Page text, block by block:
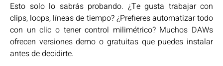
Esto solo lo sabrás probando. ¿Te gusta trabajar con
clips, loops, líneas de tiempo? ¿Prefieres automatizar todo
con un clic o tener control milimétrico? Muchos DAWs
ofrecen versiones demo o gratuitas que puedes instalar
antes de decidirte.